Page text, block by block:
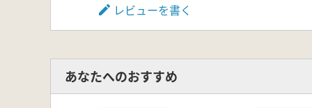
レビューを書く
あなたへのおすすめ